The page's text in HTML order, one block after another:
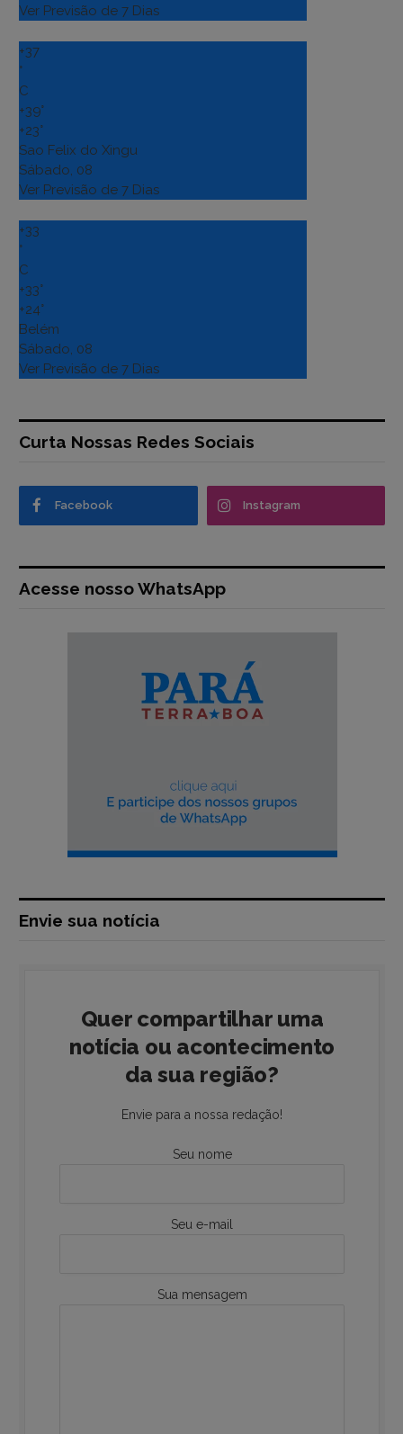
Ver Previsão de 7 Dias
+37
°
C
+39°
+23°
Sao Felix do Xingu
Sábado, 08
Ver Previsão de 7 Dias
+33
°
C
+33°
+24°
Belém
Sábado, 08
Ver Previsão de 7 Dias
Curta Nossas Redes Sociais
Facebook Instagram
Acesse nosso WhatsApp
Envie sua notícia
Quer compartilhar uma
notícia ou acontecimento
da sua região?
Envie para a nossa redação!
Seu nome
Seu e-mail
Sua mensagem